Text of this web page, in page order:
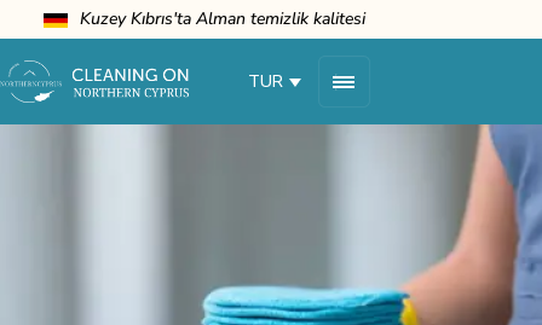
Kuzey Kıbrıs'ta Alman temizlik kalitesi
TUR